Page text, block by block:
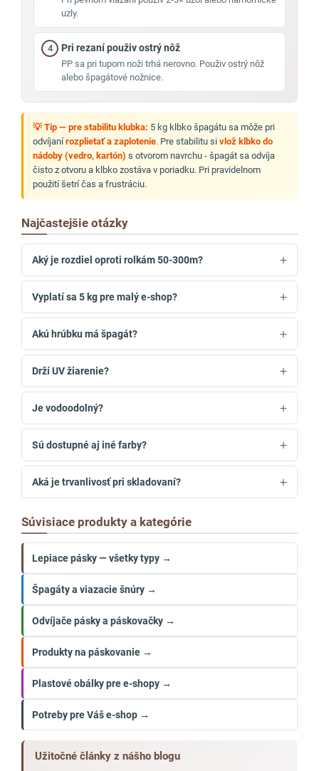
uzly.
4 Pri rezaní použiv ostrý nôž
PP sa pri tupom noži trhá nerovno. Použiv ostrý nôž
alebo špagátové nožnice.
💡 Tip — pre stabilitu klubka: 5 kg klbko špagátu sa môže pri
odvíjanírozplietať a zaplotenie. Pre stabilitu si vlož klbko do
nádoby (vedro, kartón) s otvorom navrchu - špagát sa odvíja
čisto z otvoru a klbko zostáva v poriadku. Pri pravidelnom
použití šetrí čas a frustráciu.
Najčastejšie otázky
Aký je rozdiel oproti rolkám 50-300m?
Vyplatí sa 5 kg pre malý e-shop?
Akú hrúbku má špagát?
Drží UV žiarenie?
Je vodoodolný?
Sú dostupné aj iné farby?
Aká je trvanlivosť pri skladovaní?
Súvisiace produkty a kategórie
Lepiace pásky — všetky typy →
Špagáty a viazacie šnúry →
Odvíjače pásky a páskovačky →
Produkty na páskovanie →
Plastové obálky pre e-shopy →
Potreby pre Váš e-shop →
Užitočné články z nášho blogu